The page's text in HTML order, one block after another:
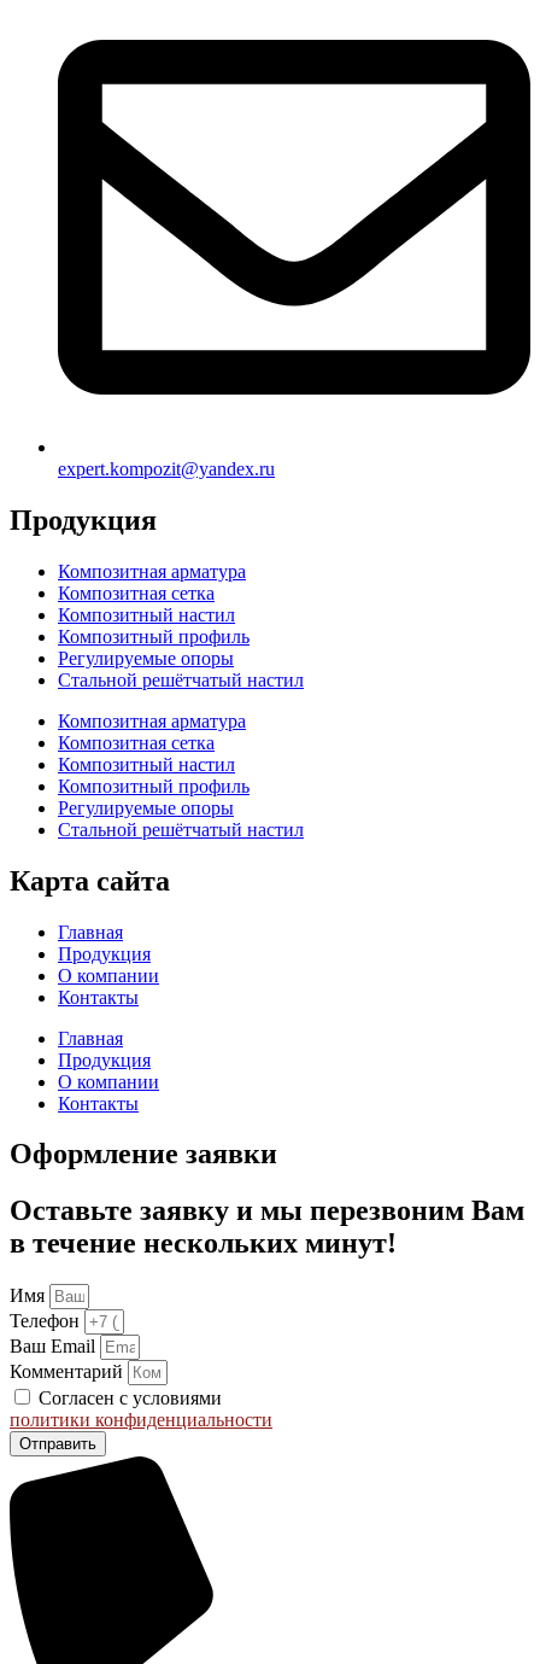
expert.kompozit@yandex.ru
Продукция
Композитная арматура
Композитная сетка
Композитный настил
Композитный профиль
Регулируемые опоры
Стальной решётчатый настил
Композитная арматура
Композитная сетка
Композитный настил
Композитный профиль
Регулируемые опоры
Стальной решётчатый настил
Карта сайта
Главная
Продукция
О компании
Контакты
Главная
Продукция
О компании
Контакты
Оформление заявки
Оставьте заявку и мы перезвоним Вам
в течение нескольких минут!
Имя
Телефон
Ваш Email
Комментарий
Согласен с условиями
политики конфиденциальности
Отправить